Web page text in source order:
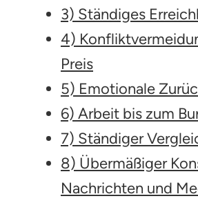
3) Ständiges
4)
Preis
5) Emotionale
6) Arbeit bis zum
7) Ständiger
8) Übermäßiger
Nachrichten und